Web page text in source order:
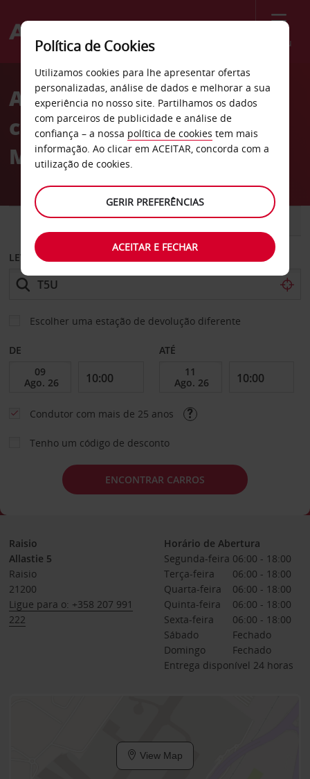
Menu
Welcome
AvisAluguer de
carros LänsiAuto
Magneetti Raisio
CARRO COMERCIAIS
LEVANTAR EM
Escolher uma estação de devolução diferente
DE ATÉ
Condutor com mais de 25 anos
Tenho um código de desconto
ENCONTRAR CARROS
Raisio
Allastie 5
Raisio
21200
Ligue para o: +358 207 991
222
Horário de Abertura
Segunda-feira 06:00 - 18:00
Terça-feira
06:00 - 18:00
Quarta-feira
06:00 - 18:00
Quinta-feira
06:00 - 18:00
Sexta-feira
06:00 - 18:00
Sábado
Fechado
Domingo
Fechado
Entrega disponível 24 horas
View Map
Política de Cookies
Utilizamos cookies para lhe apresentar ofertas
personalizadas, análise de dados e melhorar a sua
experiência no nosso site. Partilhamos os dados
com parceiros de publicidade e análise de
confiança – a nossa política de cookies tem mais
informação. Ao clicar em ACEITAR, concorda com a
utilização de cookies.
GERIR PREFERÊNCIAS
ACEITAR E FECHAR